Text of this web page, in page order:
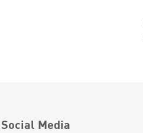
Social Media